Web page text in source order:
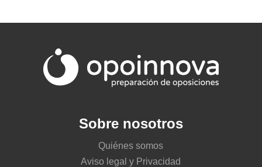
Sobre nosotros
Quiénes somos
Aviso legal y Privacidad